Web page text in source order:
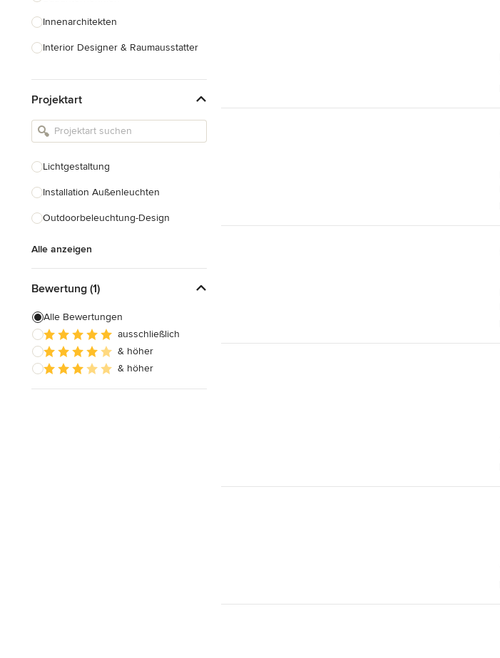
Innenarchitekten
Interior Designer & Raumausstatter
Landschaftsarchitekten
Armaturen & Sanitärbedarf
Einbauschränke
Projektart
Lichtgestaltung
Installation Außenleuchten
Outdoorbeleuchtung-Design
Alle anzeigen
Bewertung (1)
Alle Bewertungen
ausschließlich
& höher
& höher